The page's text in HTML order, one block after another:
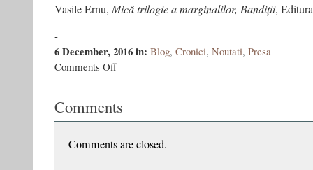
Vasile Ernu, Mică trilogie a marginalilor, Bandiții,
-
6 December, 2016in: Blog, Cronici, Noutati, Presa
Comments Offon
Ernu
Comments
Comments are closed.